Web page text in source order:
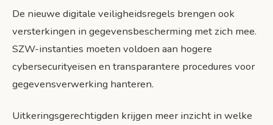
De nieuwe digitale veiligheidsregels brengen ook
versterkingen in gegevensbescherming met zich mee.
SZW-instanties moeten voldoen aan hogere
cybersecurityeisen en transparantere procedures voor
gegevensverwerking hanteren.
Uitkeringsgerechtigden krijgen meer inzicht in welke